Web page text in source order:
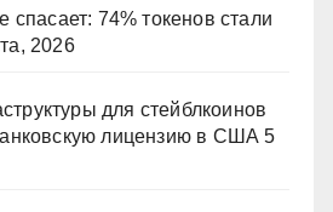
спасает: 74% токенов стали
2026
для стейблкоинов
лицензию в США 5